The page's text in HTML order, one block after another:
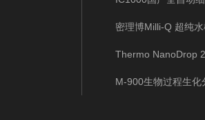
密理博Milli-Q 超纯
Thermo NanoDrop
M-900生物过程生化